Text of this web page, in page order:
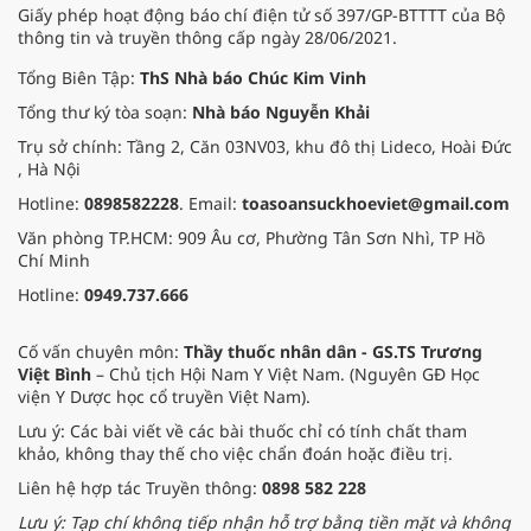
Giấy phép hoạt động báo chí điện tử số 397/GP-BTTTT của Bộ
thông tin và truyền thông cấp ngày 28/06/2021.
Tổng Biên Tập: ThS Nhà báo Chúc Kim Vinh
Tổng thư ký tòa soạn: Nhà báo Nguyễn Khải
Trụ sở chính: Tầng 2, Căn 03NV03, khu đô thị Lideco, Hoài Đức
, Hà Nội
Hotline: 0898582228. Email: toasoansuckhoeviet@gmail.com
Văn phòng TP.HCM: 909 Âu cơ, Phường Tân Sơn Nhì, TP Hồ
Chí Minh
Hotline: 0949.737.666
Cố vấn chuyên môn: Thầy thuốc nhân dân - GS.TS Trương
Việt Bình – Chủ tịch Hội Nam Y Việt Nam. (Nguyên GĐ Học
viện Y Dược học cổ truyền Việt Nam).
Lưu ý: Các bài viết về các bài thuốc chỉ có tính chất tham
khảo, không thay thế cho việc chẩn đoán hoặc điều trị.
Liên hệ hợp tác Truyền thông: 0898 582 228
Lưu ý: Tạp chí không tiếp nhận hỗ trợ bằng tiền mặt và không